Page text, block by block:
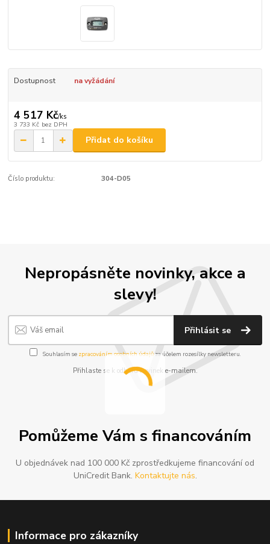
Dostupnost na vyžádání
4 517 Kč/ks
3 733 Kč bez DPH
Přidat do košíku
Číslo produktu: 304-D05
Nepropásněte novinky, akce a
slevy!
Přihlásit se
Souhlasím se zpracováním osobních údajůza účelem rozesílky newsletteru.
Přihlaste se k odběru novinek e-mailem.
Pomůžeme Vám s financováním
U objednávek nad 100 000 Kč zprostředkujeme financování od
UniCredit Bank. Kontaktujte nás.
Informace pro zákazníky